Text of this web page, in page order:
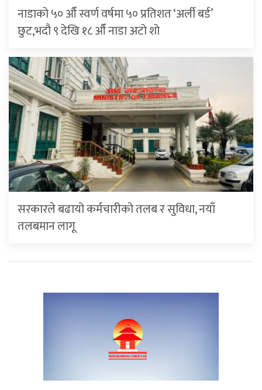
नाडाको ५० औँ स्वर्ण वर्षमा ५० प्रतिशत ‘अर्ली बर्ड’
छुट,भदौ ९ देखि १८ औँ नाडा अटो शो
सरकारले बढायो कर्मचारीको तलब र सुविधा, नयाँ
तलबमान लागू